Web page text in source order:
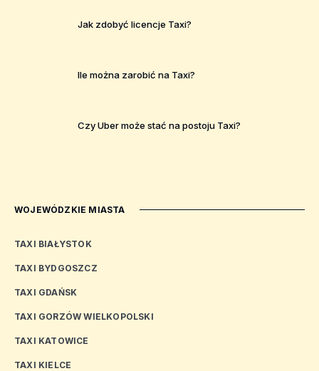
Jak zdobyć licencje Taxi?
Ile można zarobić na Taxi?
Czy Uber może stać na postoju Taxi?
WOJEWÓDZKIE MIASTA
TAXI BIAŁYSTOK
TAXI BYDGOSZCZ
TAXI GDAŃSK
TAXI GORZÓW WIELKOPOLSKI
TAXI KATOWICE
TAXI KIELCE